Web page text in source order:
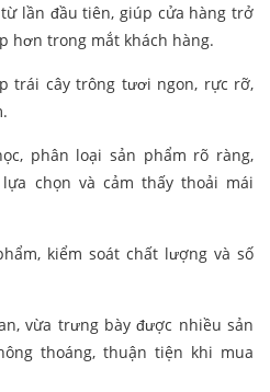
lần đầu tiên, giúp cửa hàng trở
hơn trong mắt khách hàng.
trái cây trông tươi ngon, rực rỡ,
phân loại sản phẩm rõ ràng,
chọn và cảm thấy thoải mái
kiểm soát chất lượng và số
vừa trưng bày được nhiều sản
thoáng, thuận tiện khi mua